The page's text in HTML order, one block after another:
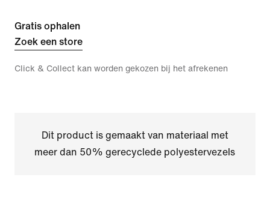
Gratis ophalen
Zoek een store
Click & Collect kan worden gekozen bij het afrekenen
Dit product is gemaakt van materiaal met
meer dan 50% gerecyclede polyestervezels